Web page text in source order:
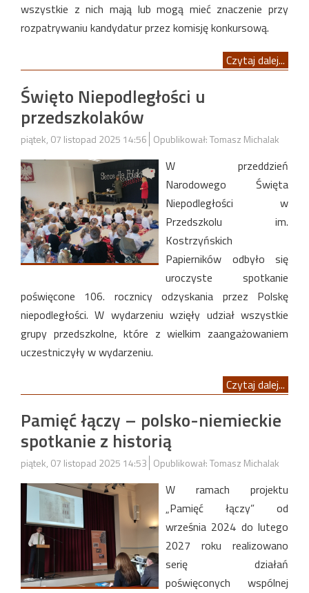
wszystkie z nich mają lub mogą mieć znaczenie przy
rozpatrywaniu kandydatur przez komisję konkursową.
Czytaj dalej...
Święto Niepodległości u
przedszkolaków
piątek, 07 listopad 2025 14:56 Opublikował: Tomasz Michalak
W przeddzień
Narodowego Święta
Niepodległości w
Przedszkolu im.
Kostrzyńskich
Papierników odbyło się
uroczyste spotkanie
poświęcone 106. rocznicy odzyskania przez Polskę
niepodległości. W wydarzeniu wzięły udział wszystkie
grupy przedszkolne, które z wielkim zaangażowaniem
uczestniczyły w wydarzeniu.
Czytaj dalej...
Pamięć łączy – polsko-niemieckie
spotkanie z historią
piątek, 07 listopad 2025 14:53 Opublikował: Tomasz Michalak
W ramach projektu
„Pamięć łączy” od
września 2024 do lutego
2027 roku realizowano
serię działań
poświęconych wspólnej